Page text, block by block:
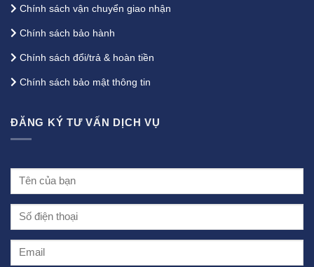
Chính sách vận chuyển giao nhận
Chính sách bảo hành
Chính sách đổi/trả & hoàn tiền
Chính sách bảo mật thông tin
ĐĂNG KÝ TƯ VẤN DỊCH VỤ